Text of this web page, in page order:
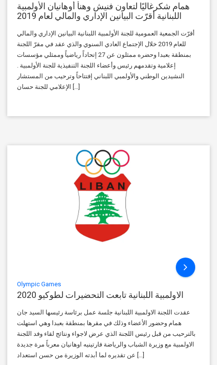
همام شكرغاليًا لتعاون فنيش وهنأ أوهانيان الأولمبية
اللبنانية أقرّت البيانين الإداري والمالي لعام 2019
أقرّت الجمعية العمومية للجنة الأولمبية اللبنانية البيانين الإداري والمالي
للعام 2019 خلال الإجتماع العادي السنوي والذي عقد في مقرّ اللجنة
بمنطقة بعبدا وحضره ممثلون عن 27 إتحاداً رياضياً وممثلي مؤسسات
إعلامية وتقدمهم رئيس وأعضاء اللجنة التنفيذية للجنة الأولمبية .
النشيدين الوطني والأولمبي اللبناني إفتتاحاً وترحيب من المستشار
الإعلامي للجنة حسان […]
Olympic Games
الاولمبية اللبنانية تابعت التحضيرات لطوكيو 2020
عقدت اللجنة الاولمبية اللبنانية جلسة عمل برئاسة رئيسها السيد جان
همام وحضور الأعضاء وذلك في مقرها بمنطقة بعبدا وهي استهلت
بالترحيب من قبل رئيس اللجنة الذي عرض لاجواء ونتائج لقاء وفد اللجنة
الاولمبية مع وزيرة الشباب والرياضة فارتينيه اوهانيان معرباً مرة جديدة
عن تقديره لما أبدته الوزيرة من حسن استعداد […]